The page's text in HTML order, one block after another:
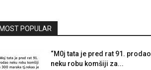
MOST POPULAR
“M0j tata je pred rat 91. prodao
neku robu komšiji za...